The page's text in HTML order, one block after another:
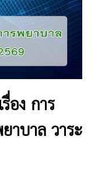
อง การ
าบาล วาระ